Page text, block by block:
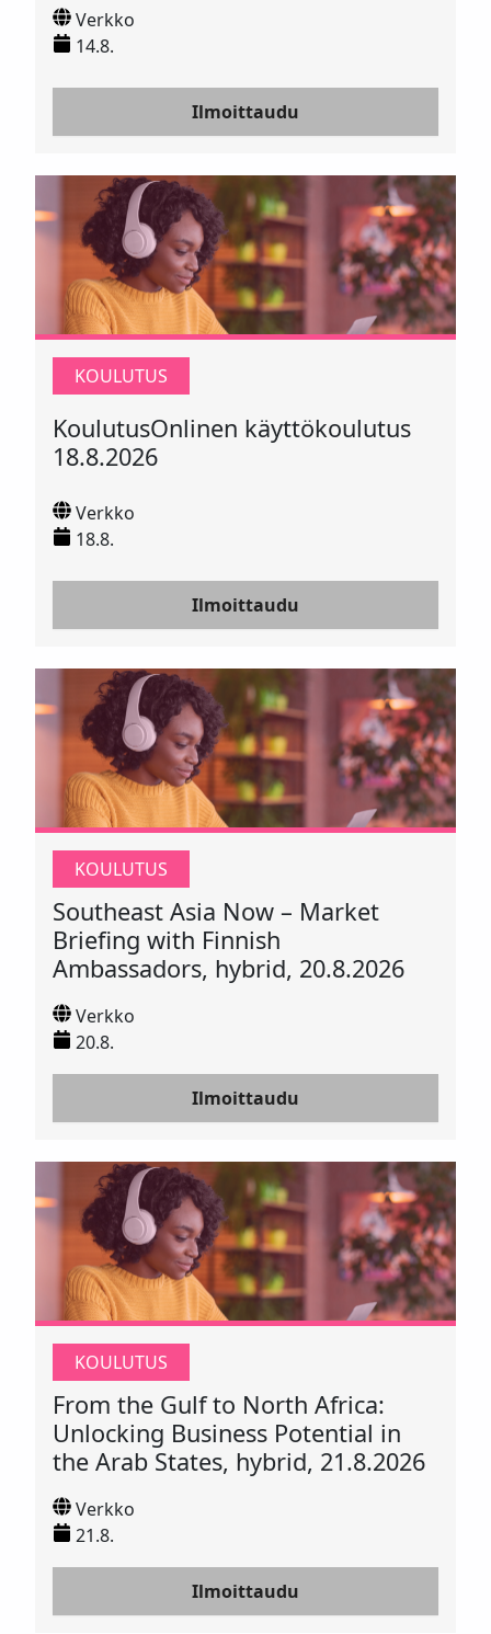
Verkko
14.8.
Ilmoittaudu
KOULUTUS
KoulutusOnlinen käyttökoulutus
18.8.2026
Verkko
18.8.
Ilmoittaudu
KOULUTUS
Southeast Asia Now – Market
Briefing with Finnish
Ambassadors, hybrid, 20.8.2026
Verkko
20.8.
Ilmoittaudu
KOULUTUS
From the Gulf to North Africa:
Unlocking Business Potential in
the Arab States, hybrid, 21.8.2026
Verkko
21.8.
Ilmoittaudu